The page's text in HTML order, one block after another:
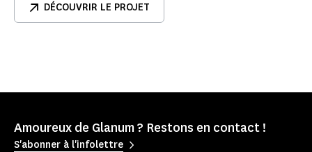
DÉCOUVRIR LE PROJET
Amoureux de Glanum ? Restons en contact !
S'abonner à l'infolettre